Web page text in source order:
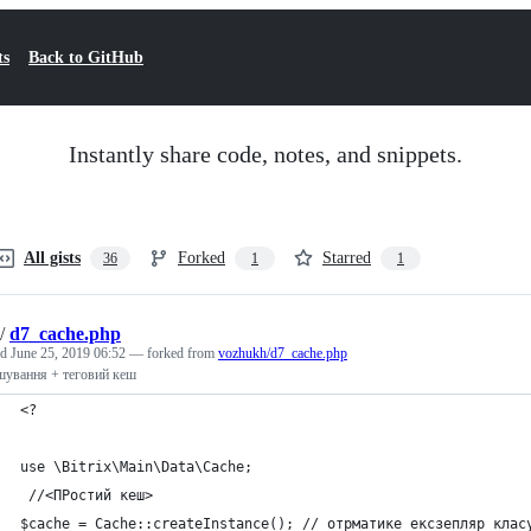
Back to GitHub
Instantly share code, notes, and snippets.
All gists 36 Forked 1 Starred 1
d7_cache.php
June 25, 2019 06:52 — forked from vozhukh/d7_cache.php
+ теговий кеш
<?
use \Bitrix\Main\Data\Cache;
//<ПРостий кеш>
$cache = Cache::createInstance(); // отрматике ексзепляр